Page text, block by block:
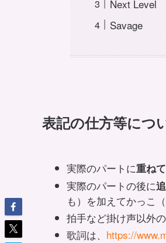
Next Level
Savage
表記の仕方等につ
実際のパートに重ねて
実際のパートの後に
も）を加えてかっこ
拍手など掛け声以外
歌詞は、 https://